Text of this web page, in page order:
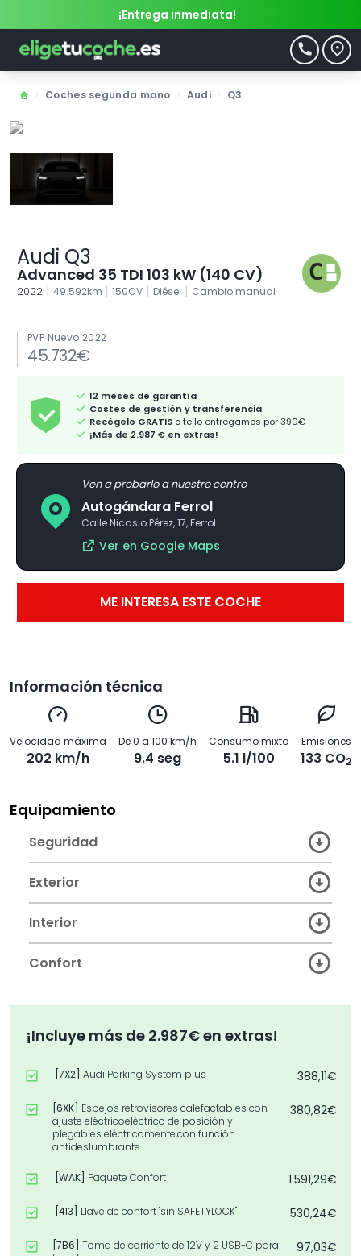
¡Entrega inmediata!
Coches segunda mano Audi Q3
Audi Q3
Advanced 35 TDI 103 kW (140 CV)
2022 | 49.592km | 150CV | Diésel | Cambio manual
PVP Nuevo 2022
45.732€
12 meses de garantía
Costes de gestión y transferencia
Recógelo GRATIS o te lo entregamos por 390€
¡Más de 2.987 € en extras!
Ven a probarlo a nuestro centro
Autogándara Ferrol
Calle Nicasio Pérez, 17, Ferrol
Ver en Google Maps
ME INTERESA ESTE COCHE
Información técnica
Velocidad máxima
202 km/h
De 0 a 100 km/h
9.4 seg
Consumo mixto
5.1 l/100
Emisiones
133 CO2
Equipamiento
Seguridad
Exterior
Interior
Confort
¡Incluye más de 2.987€ en extras!
[7X2] Audi Parking System plus 388,11€
[6XK] Espejos retrovisores calefactables con
ajuste eléctricoeléctrico de posición y
plegables eléctricamente,con función
antideslumbrante
380,82€
[WAK] Paquete Confort 1.591,29€
[4I3] Llave de confort "sin SAFETYLOCK" 530,24€
[7B6] Toma de corriente de 12V y 2 USB-C para
97,03€